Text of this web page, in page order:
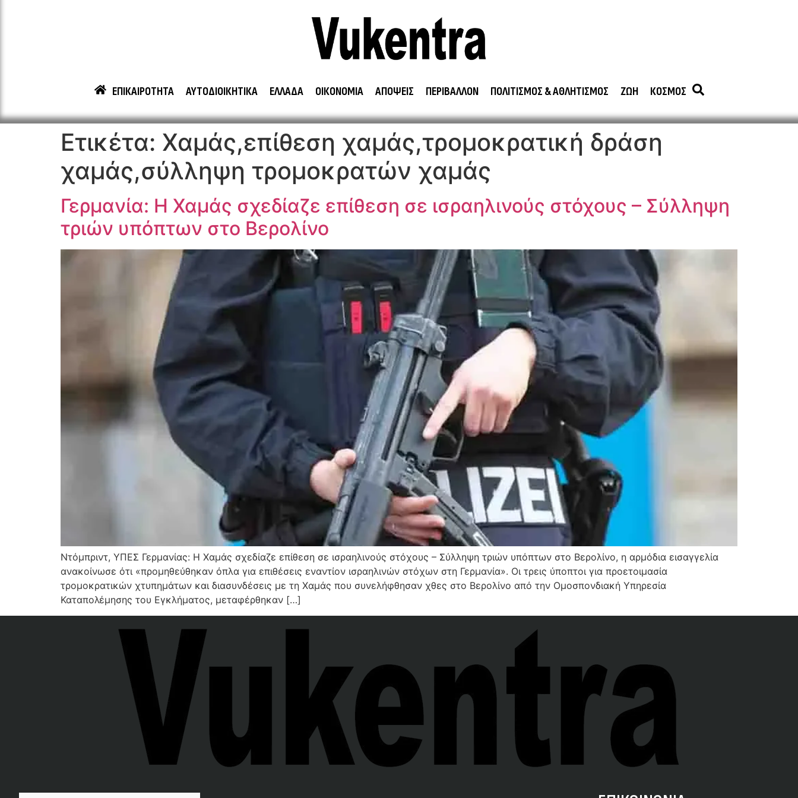
ΕΠΙΚΑΙΡΟΤΗΤΑ ΑΥΤΟΔΙΟΙΚΗΤΙΚΑ ΕΛΛΑΔΑ ΟΙΚΟΝΟΜΙΑ ΑΠΟΨΕΙΣ ΠΕΡΙΒΑΛΛΟΝ ΠΟΛΙΤΙΣΜΟΣ & ΑΘΛΗΤΙΣΜΟΣ ΖΩΗ ΚΟΣΜΟΣ
Ετικέτα: Χαμάς,επίθεση χαμάς,τρομοκρατική δράση
χαμάς,σύλληψη τρομοκρατών χαμάς
Γερμανία: Η Χαμάς σχεδίαζε επίθεση σε ισραηλινούς στόχους – Σύλληψη
τριών υπόπτων στο Βερολίνο
Ντόμπριντ, ΥΠΕΣ Γερμανίας: Η Χαμάς σχεδίαζε επίθεση σε ισραηλινούς στόχους – Σύλληψη τριών υπόπτων στο Βερολίνο, η αρμόδια εισαγγελία
ανακοίνωσε ότι «προμηθεύθηκαν όπλα για επιθέσεις εναντίον ισραηλινών στόχων στη Γερμανία». Οι τρεις ύποπτοι για προετοιμασία
τρομοκρατικών χτυπημάτων και διασυνδέσεις με τη Χαμάς που συνελήφθησαν χθες στο Βερολίνο από την Ομοσπονδιακή Υπηρεσία
Καταπολέμησης του Εγκλήματος, μεταφέρθηκαν […]